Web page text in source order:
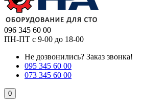
096 345 60 00
ПН-ПТ с 9-00 до 18-00
Не дозвонились? Заказ звонка!
095 345 60 00
073 345 60 00
0